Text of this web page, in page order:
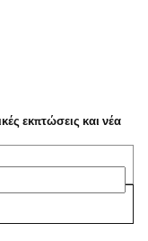
εκπτώσεις και νέα